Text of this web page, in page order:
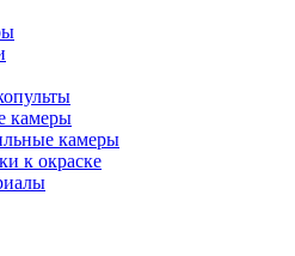
камеры
камеры
к окраске